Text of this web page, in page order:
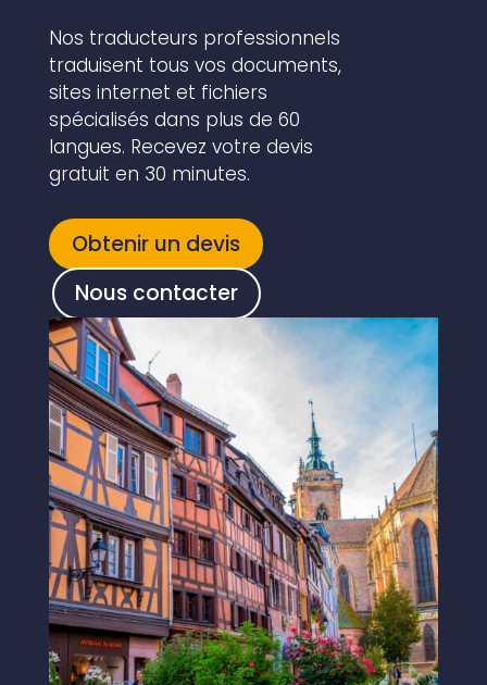
Nos traducteurs professionnels
traduisent tous vos documents,
sites internet et fichiers
spécialisés dans plus de 60
langues. Recevez votre devis
gratuit en 30 minutes.
Obtenir un devis
Nous contacter